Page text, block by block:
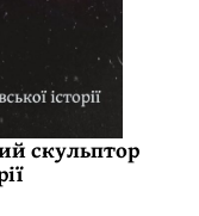
скульптор